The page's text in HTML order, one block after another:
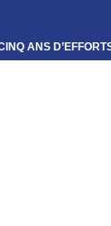
ANS